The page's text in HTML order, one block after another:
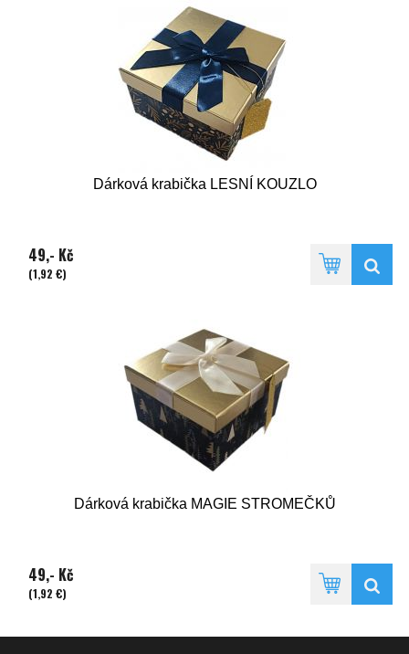
Dárková krabička LESNÍ KOUZLO
49,- Kč
(1,92 €)
Dárková krabička MAGIE STROMEČKŮ
49,- Kč
(1,92 €)